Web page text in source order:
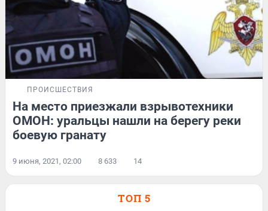
ПРОИСШЕСТВИЯ
На место приезжали взрывотехники
ОМОН: уральцы нашли на берегу реки
боевую гранату
9 июня, 2021, 02:00 8 633 14
ТОП 5